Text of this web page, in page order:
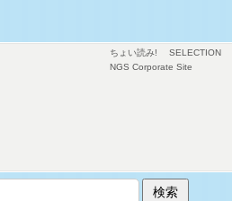
ちょい読み! SELECTION
NGS Corporate Site